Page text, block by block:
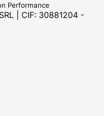
Performance
| CIF: 30881204 -